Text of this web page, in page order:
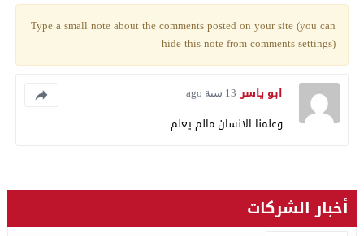
Type a small note about the comments posted on your site (you can
hide this note from comments settings)
ابو ياسر 13 سنة ago
وعلمنا الانسان مالم يعلم
أخبار الشركات